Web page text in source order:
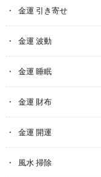
金運 引き寄せ
金運 波動
金運 睡眠
金運 財布
金運 開運
風水 掃除